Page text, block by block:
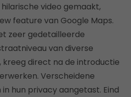
video gemaakt,
feature van Google Maps.
zeer gedetailleerde
van diverse
kreeg direct na de introductie
Verscheidene
hun privacy aangetast. Eind